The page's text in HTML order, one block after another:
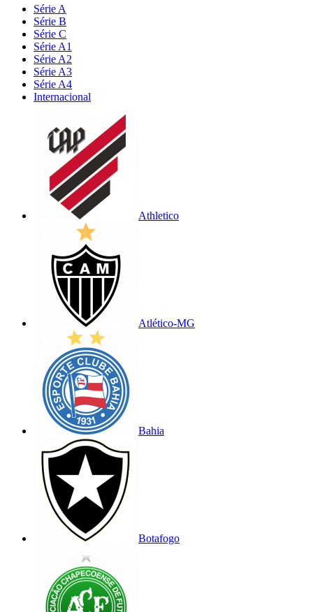
Série A
Série B
Série C
Série A1
Série A2
Série A3
Série A4
Internacional
Athletico
Atlético-MG
Bahia
Botafogo